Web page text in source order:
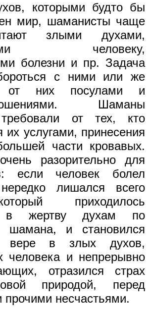
которыми будто бы
мир, шаманисты чаще
злыми духами,
человеку,
болезни и пр. Задача
с ними или же
от них посулами и
Шаманы
требовали от тех, кто
их услугами, принесения
части кровавых.
разорительно для
если человек болел
лишался всего
приходилось
в жертву духам по
шамана, и становился
в злых духов,
человека и непрерывно
отразился страх
природой, перед
прочими несчастьями.